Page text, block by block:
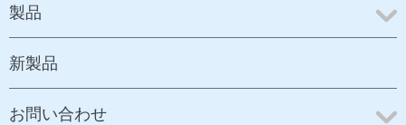
製品
新製品
お問い合わせ